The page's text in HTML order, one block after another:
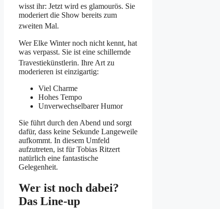
wisst ihr: Jetzt wird es glamourös. Sie
moderiert die Show bereits zum
zweiten Mal.
Wer Elke Winter noch nicht kennt, hat
was verpasst. Sie ist eine schillernde
Travestiekünstlerin. Ihre Art zu
moderieren ist einzigartig:
Viel Charme
Hohes Tempo
Unverwechselbarer Humor
Sie führt durch den Abend und sorgt
dafür, dass keine Sekunde Langeweile
aufkommt. In diesem Umfeld
aufzutreten, ist für Tobias Ritzert
natürlich eine fantastische
Gelegenheit.
Wer ist noch dabei?
Das Line-up